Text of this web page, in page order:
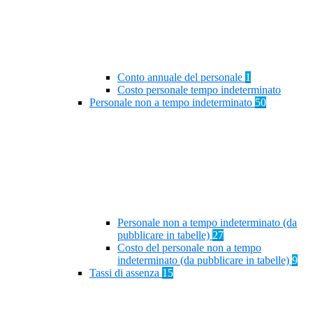
Conto annuale del personale 1
Costo personale tempo indeterminato
Personale non a tempo indeterminato 50
Personale non a tempo indeterminato (da
pubblicare in tabelle) 27
Costo del personale non a tempo
indeterminato (da pubblicare in tabelle) 9
Tassi di assenza 15